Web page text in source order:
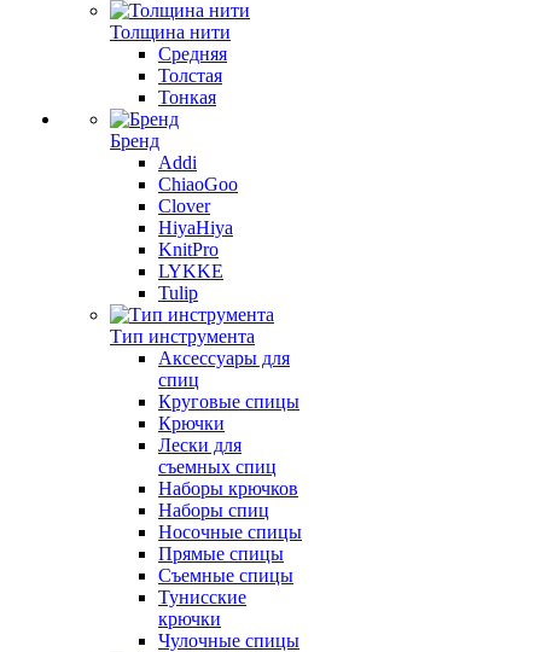
Толщина нити
Средняя
Толстая
Тонкая
Бренд
Addi
ChiaoGoo
Clover
HiyaHiya
KnitPro
LYKKE
Tulip
Тип инструмента
Аксессуары для
спиц
Круговые спицы
Крючки
Лески для
съемных спиц
Наборы крючков
Наборы спиц
Носочные спицы
Прямые спицы
Съемные спицы
Тунисские
крючки
Чулочные спицы